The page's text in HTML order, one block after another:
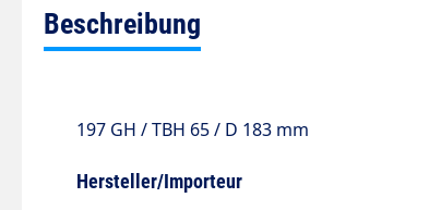
Beschreibung
197 GH /TBH 65/ D 183 mm
Hersteller/Importeur